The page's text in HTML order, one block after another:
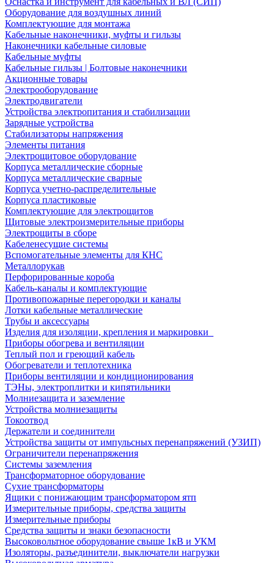
Оборудование для воздушных линий
Комплектующие для монтажа
Кабельные наконечники, муфты и гильзы
Наконечники кабельные силовые
Кабельные муфты
Кабельные гильзы | Болтовые наконечники
Акционные товары
Электрооборудование
Электродвигатели
Устройства электропитания и стабилизации
Зарядные устройства
Стабилизаторы напряжения
Элементы питания
Электрощитовое оборудование
Корпуса металлические сборные
Корпуса металлические сварные
Корпуса учетно-распределительные
Корпуса пластиковые
Комплектующие для электрощитов
Щитовые электроизмерительные приборы
Электрощиты в сборе
Кабеленесущие системы
Вспомогательные элементы для КНС
Металлорукав
Перфорированные короба
Кабель-каналы и комплектующие
Противопожарные перегородки и каналы
Лотки кабельные металлические
Трубы и аксессуары
Изделия для изоляции, крепления и маркировки
Приборы обогрева и вентиляции
Теплый пол и греющий кабель
Обогреватели и теплотехника
Приборы вентиляции и кондиционирования
ТЭНы, электроплитки и кипятильники
Молниезащита и заземление
Устройства молниезащиты
Токоотвод
Держатели и соединители
Устройства защиты от импульсных перенапряжений (УЗИП)
Ограничители перенапряжения
Системы заземления
Трансформаторное оборудование
Сухие трансформаторы
Ящики с понижающим трансформатором ятп
Измерительные приборы, средства защиты
Измерительные приборы
Средства защиты и знаки безопасности
Высоковольтное оборудование свыше 1кВ и УКМ
Изоляторы, разъединители, выключатели нагрузки